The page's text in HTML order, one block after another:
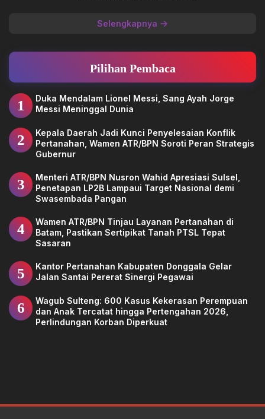
Selengkapnya
Pilihan Pembaca
1
Duka Mendalam Lionel Messi, Sang Ayah Jorge
Messi Meninggal Dunia
2
Kepala Daerah Jadi Kunci Penyelesaian Konflik
Pertanahan, Wamen ATR/BPN Soroti Peran Strategis
Gubernur
3
Menteri ATR/BPN Nusron Wahid Apresiasi Sulsel,
Penetapan LP2B Lampaui Target Nasional demi
Swasembada Pangan
4
Wamen ATR/BPN Tinjau Layanan Pertanahan di
Batam, Pastikan Sertipikat Tanah PTSL Tepat
Sasaran
5
Kantor Pertanahan Kabupaten Donggala Gelar
Jalan Santai Pererat Sinergi Pegawai
6
Wagub Sulteng: 600 Kasus Kekerasan Perempuan
dan Anak Tercatat hingga Pertengahan 2026,
Perlindungan Korban Diperkuat